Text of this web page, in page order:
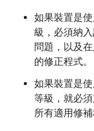
如果裝置是
級，必須納
問題，以及
的修正程式。
如果裝置是
等級，就必
所有適用修補